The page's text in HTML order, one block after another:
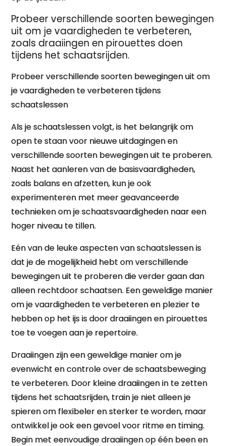
Probeer verschillende soorten bewegingen
uit om je vaardigheden te verbeteren,
zoals draaiingen en pirouettes doen
tijdens het schaatsrijden.
Probeer verschillende soorten bewegingen uit om
je vaardigheden te verbeteren tijdens
schaatslessen
Als je schaatslessen volgt, is het belangrijk om
open te staan voor nieuwe uitdagingen en
verschillende soorten bewegingen uit te proberen.
Naast het aanleren van de basisvaardigheden,
zoals balans en afzetten, kun je ook
experimenteren met meer geavanceerde
technieken om je schaatsvaardigheden naar een
hoger niveau te tillen.
Eén van de leuke aspecten van schaatslessen is
dat je de mogelijkheid hebt om verschillende
bewegingen uit te proberen die verder gaan dan
alleen rechtdoor schaatsen. Een geweldige manier
om je vaardigheden te verbeteren en plezier te
hebben op het ijs is door draaiingen en pirouettes
toe te voegen aan je repertoire.
Draaiingen zijn een geweldige manier om je
evenwicht en controle over de schaatsbeweging
te verbeteren. Door kleine draaiingen in te zetten
tijdens het schaatsrijden, train je niet alleen je
spieren om flexibeler en sterker te worden, maar
ontwikkel je ook een gevoel voor ritme en timing.
Begin met eenvoudige draaiingen op één been en